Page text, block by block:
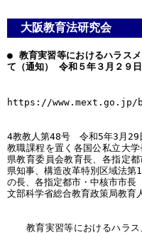
大阪教育法研究会
● 教育実習等におけるハラス
て（通知） 令和５年３月２９
https://www.mext.go.jp/
4教教人第48号 令和5年3月29
教職課程を置く各国公私立大
県教育委員会教育長、各指定
県知事、構造改革特別区域法
の長、各指定都市・中核市市
文部科学省総合教育政策局教育
教育実習等におけるハラス